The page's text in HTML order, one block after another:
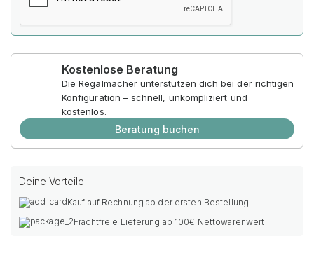
Kostenlose Beratung
Die Regalmacher unterstützen dich bei der richtigen
Konfiguration – schnell, unkompliziert und
kostenlos.
Beratung buchen
Deine Vorteile
Kauf auf Rechnung ab der ersten Bestellung
Frachtfreie Lieferung ab 100€ Nettowarenwert